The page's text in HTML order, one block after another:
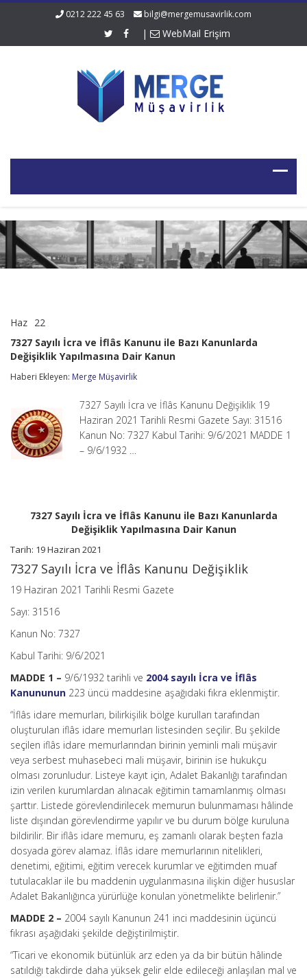
0212 222 45 63 bilgi@mergemusavirlik.com
| WebMail Erişim
Haz 22
İcra
ve
Kanunu
Kanunlarda
Değişiklik
Yapılmasına
Dair
7327 Sayılı İcra ve İflâs Kanunu ile Bazı Kanunlarda
Değişiklik Yapılmasına Dair Kanun
Haberi Ekleyen: Merge Müşavirlik
7327 Sayılı İcra ve İflâs Kanunu Değişiklik 19
Haziran 2021 Tarihli Resmi Gazete Sayı: 31516
Kanun No: 7327 Kabul Tarihi: 9/6/2021 MADDE 1
– 9/6/1932 …
7327 Sayılı İcra ve İflâs Kanunu ile Bazı Kanunlarda
Değişiklik Yapılmasına Dair Kanun
Tarih: 19 Haziran 2021
7327 Sayılı İcra ve İflâs Kanunu Değişiklik
19 Haziran 2021 Tarihli Resmi Gazete
Sayı: 31516
Kanun No: 7327
Kabul Tarihi: 9/6/2021
MADDE 1 – 9/6/1932 tarihli ve 2004 sayılı İcra ve İflâs
Kanununun 223 üncü maddesine aşağıdaki fıkra eklenmiştir.
“İflâs idare memurları, bilirkişilik bölge kurulları tarafından
oluşturulan iflâs idare memurları listesinden seçilir. Bu şekilde
seçilen iflâs idare memurlarından birinin yeminli mali müşavir
veya serbest muhasebeci mali müşavir, birinin ise hukukçu
olması zorunludur. Listeye kayıt için, Adalet Bakanlığı tarafından
izin verilen kurumlardan alınacak eğitimin tamamlanmış olması
şarttır. Listede görevlendirilecek memurun bulunmaması hâlinde
liste dışından görevlendirme yapılır ve bu durum bölge kuruluna
bildirilir. Bir iflâs idare memuru, eş zamanlı olarak beşten fazla
dosyada görev alamaz. İflâs idare memurlarının nitelikleri,
denetimi, eğitimi, eğitim verecek kurumlar ve eğitimden muaf
tutulacaklar ile bu maddenin uygulanmasına ilişkin diğer hususlar
Adalet Bakanlığınca yürürlüğe konulan yönetmelikte belirlenir.”
MADDE 2 – 2004 sayılı Kanunun 241 inci maddesinin üçüncü
fıkrası aşağıdaki şekilde değiştirilmiştir.
“Ticari ve ekonomik bütünlük arz eden ya da bir bütün hâlinde
satıldığı takdirde daha yüksek gelir elde edileceği anlaşılan mal ve